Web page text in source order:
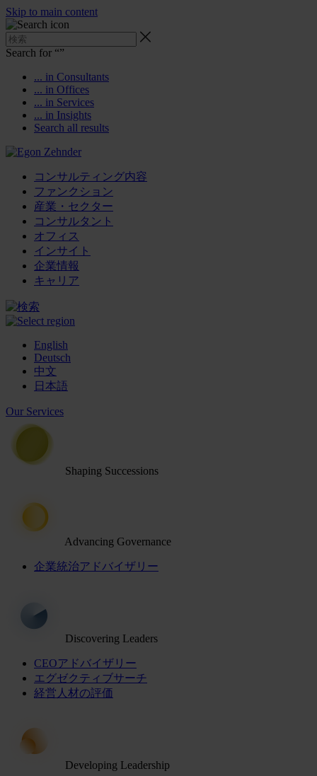
Skip to main content
Search for “”
... in Consultants
... in Offices
... in Services
... in Insights
Search all results
コンサルティング内容
ファンクション
産業・セクター
コンサルタント
オフィス
インサイト
企業情報
キャリア
English
Deutsch
中文
日本語
Our Services
Shaping Successions
Advancing Governance
企業統治アドバイザリー
Discovering Leaders
CEOアドバイザリー
エグゼクティブサーチ
経営人材の評価
Developing Leadership